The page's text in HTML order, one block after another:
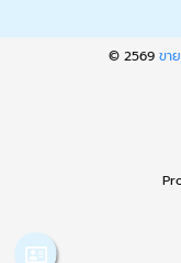
© 2569 ขา